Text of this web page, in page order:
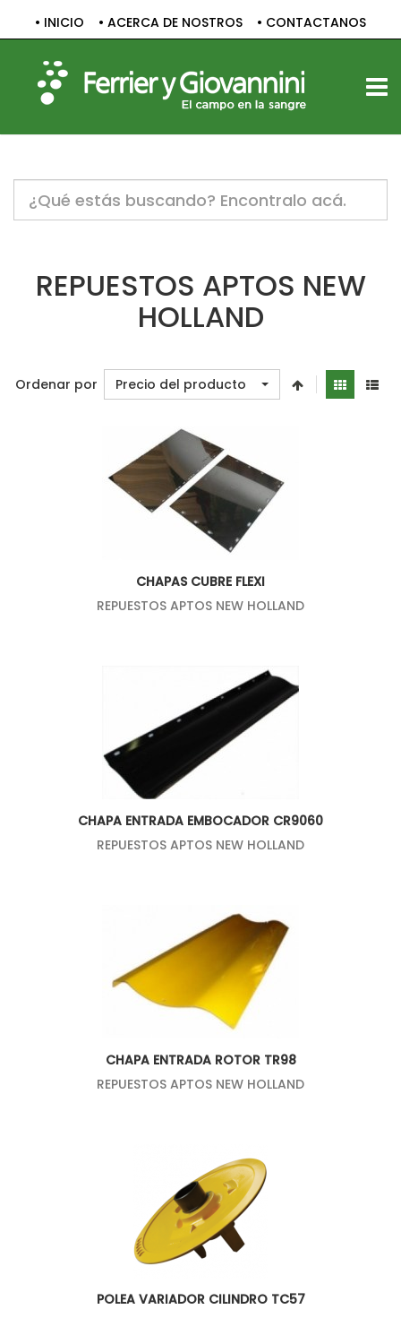
• INICIO • ACERCA DE NOSTROS • CONTACTANOS
Undefined
variable:
/home/c1830061/public_html/sitio/templates/
REPUESTOS APTOS NEW
HOLLAND
Ordenar por Precio del producto
CHAPAS CUBRE FLEXI
REPUESTOS APTOS NEW HOLLAND
CHAPA ENTRADA EMBOCADOR CR9060
REPUESTOS APTOS NEW HOLLAND
CHAPA ENTRADA ROTOR TR98
REPUESTOS APTOS NEW HOLLAND
POLEA VARIADOR CILINDRO TC57